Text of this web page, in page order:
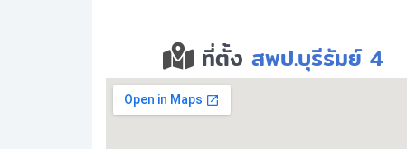
ที่ตั้ง สพป.บุรีรัมย์ 4